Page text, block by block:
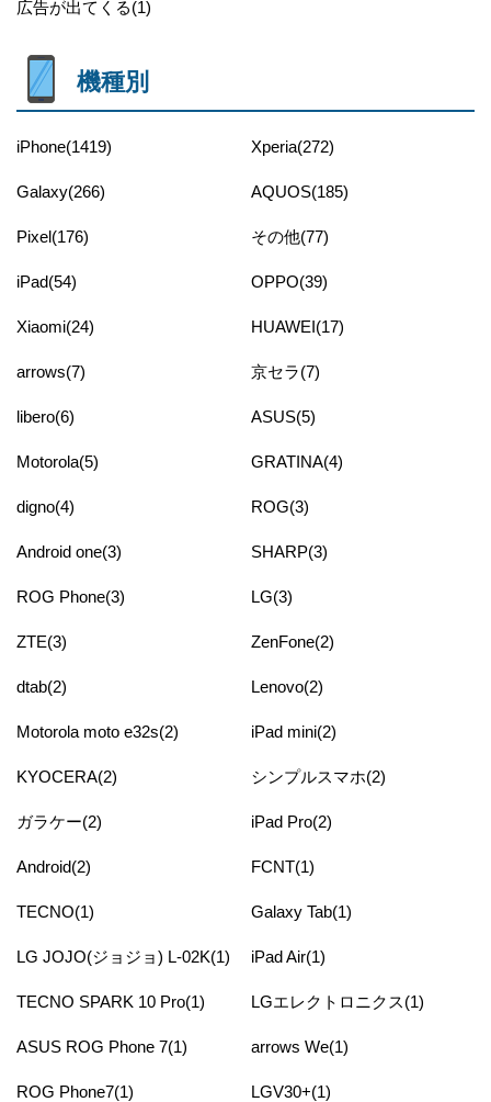
広告が出てくる(1)
機種別
iPhone(1419) Xperia(272)
Galaxy(266) AQUOS(185)
Pixel(176) その他(77)
iPad(54) OPPO(39)
Xiaomi(24) HUAWEI(17)
arrows(7) 京セラ(7)
libero(6) ASUS(5)
Motorola(5) GRATINA(4)
digno(4) ROG(3)
Android one(3) SHARP(3)
ROG Phone(3) LG(3)
ZTE(3) ZenFone(2)
dtab(2) Lenovo(2)
Motorola moto e32s(2) iPad mini(2)
KYOCERA(2) シンプルスマホ(2)
ガラケー(2) iPad Pro(2)
Android(2) FCNT(1)
TECNO(1) Galaxy Tab(1)
LG JOJO(ジョジョ) L-02K(1) iPad Air(1)
TECNO SPARK 10 Pro(1) LGエレクトロニクス(1)
ASUS ROG Phone 7(1) arrows We(1)
ROG Phone7(1) LGV30+(1)